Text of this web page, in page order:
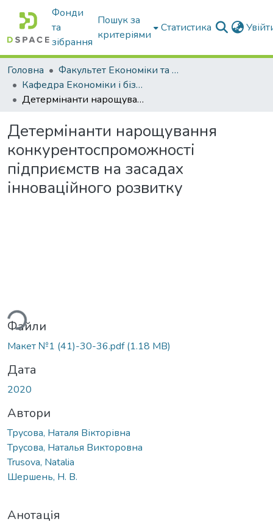
Фонди
та
зібрання
Пошук за
критеріями
Статистика
Головна
Факультет Економіки та бізнесу
Кафедра Економіки і бізнесу
Детермінанти нарощування конкурентоспроможності підприємств на засадах інноваційного розвитку
Детермінанти нарощування
конкурентоспроможності
підприємств на засадах
інноваційного розвитку
Файли
Макет №1 (41)-30-36.pdf(1.18 MB)
Дата
2020
Автори
Трусова, Наталя Вікторівна
Трусова, Наталья Викторовна
Trusova, Natalia
Шершень, Н. В.
Анотація